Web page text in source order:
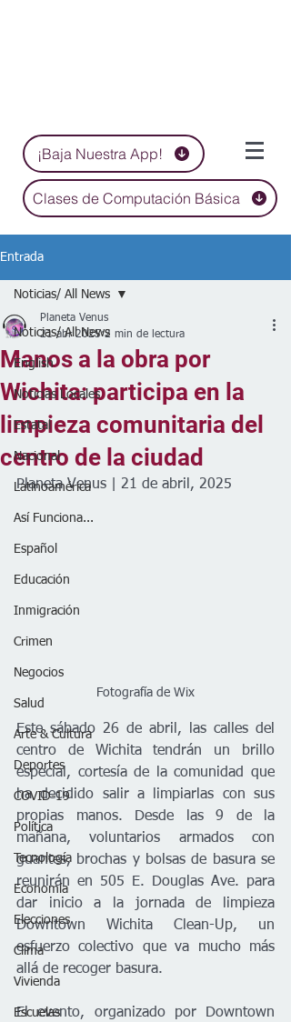
¡Baja Nuestra App!
Clases de Computación Básica
Entrada
Noticias/ All News
English
Noticias Locales
Estatal
Nacional
Latinoamérica
Así Funciona...
Español
Educación
Inmigración
Crimen
Negocios
Salud
Arte & Cultura
Deportes
COVID-19
Política
Tecnología
Economía
Elecciones
Clima
Vivienda
Escuelas
Noticias/ All News
Manos a la obra por
Wichita: participa en la
limpieza comunitaria del
centro de la ciudad
Planeta Venus
21 abr 2025 2 min de lectura
Planeta Venus | 21 de abril, 2025
Fotografía de Wix
Este sábado 26 de abril, las calles del
centro de Wichita tendrán un brillo
especial, cortesía de la comunidad que
ha decidido salir a limpiarlas con sus
propias manos. Desde las 9 de la
mañana, voluntarios armados con
guantes, brochas y bolsas de basura se
reunirán en 505 E. Douglas Ave. para
dar inicio a la jornada de limpieza
Downtown Wichita Clean-Up, un
esfuerzo colectivo que va mucho más
allá de recoger basura.
El evento, organizado por Downtown